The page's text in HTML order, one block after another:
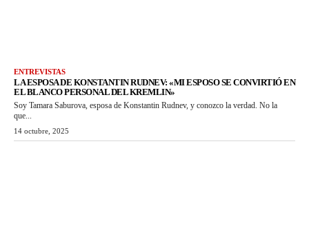
ENTREVISTAS
LA ESPOSA DE KONSTANTIN RUDNEV: «MI ESPOSO SE CONVIRTIÓ EN
EL BLANCO PERSONAL DEL KREMLIN»
Soy Tamara Saburova, esposa de Konstantin Rudnev, y conozco la verdad. No la
que...
14 octubre, 2025